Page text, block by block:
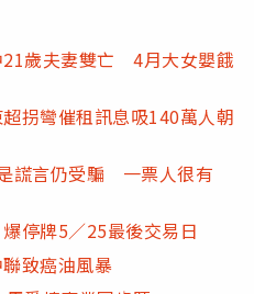
21歲夫妻雙亡 4月大女嬰餓
拐彎催租訊息吸140萬人朝
謊言仍受騙 一票人很有
停牌5／25最後交易日
致癌油風暴